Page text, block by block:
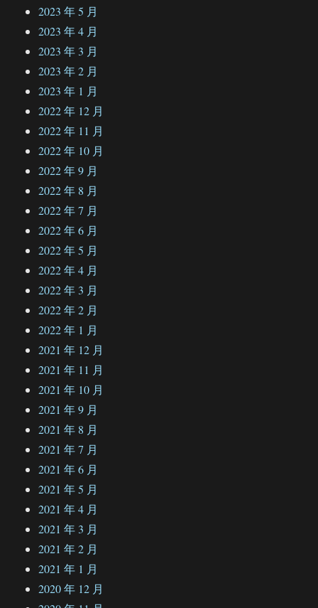
2023 年 5 月
2023 年 4 月
2023 年 3 月
2023 年 2 月
2023 年 1 月
2022 年 12 月
2022 年 11 月
2022 年 10 月
2022 年 9 月
2022 年 8 月
2022 年 7 月
2022 年 6 月
2022 年 5 月
2022 年 4 月
2022 年 3 月
2022 年 2 月
2022 年 1 月
2021 年 12 月
2021 年 11 月
2021 年 10 月
2021 年 9 月
2021 年 8 月
2021 年 7 月
2021 年 6 月
2021 年 5 月
2021 年 4 月
2021 年 3 月
2021 年 2 月
2021 年 1 月
2020 年 12 月